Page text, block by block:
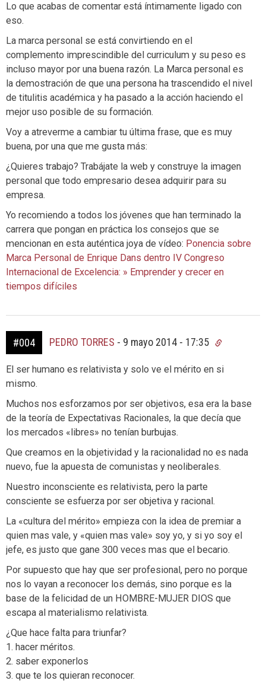
Lo que acabas de comentar está íntimamente ligado con
eso.
La marca personal se está convirtiendo en el
complemento imprescindible del curriculum y su peso es
incluso mayor por una buena razón. La Marca personal es
la demostración de que una persona ha trascendido el nivel
de titulitis académica y ha pasado a la acción haciendo el
mejor uso posible de su formación.
Voy a atreverme a cambiar tu última frase, que es muy
buena, por una que me gusta más:
¿Quieres trabajo? Trabájate la web y construye la imagen
personal que todo empresario desea adquirir para su
empresa.
Yo recomiendo a todos los jóvenes que han terminado la
carrera que pongan en práctica los consejos que se
mencionan en esta auténtica joya de vídeo: Ponencia sobre
Marca Personal de Enrique Dans dentro IV Congreso
Internacional de Excelencia: » Emprender y crecer en
tiempos difíciles
#004 PEDRO TORRES - 9 mayo 2014 - 17:35
El ser humano es relativista y solo ve el mérito en si
mismo.
Muchos nos esforzamos por ser objetivos, esa era la base
de la teoría de Expectativas Racionales, la que decía que
los mercados «libres» no tenían burbujas.
Que creamos en la objetividad y la racionalidad no es nada
nuevo, fue la apuesta de comunistas y neoliberales.
Nuestro inconsciente es relativista, pero la parte
consciente se esfuerza por ser objetiva y racional.
La «cultura del mérito» empieza con la idea de premiar a
quien mas vale, y «quien mas vale» soy yo, y si yo soy el
jefe, es justo que gane 300 veces mas que el becario.
Por supuesto que hay que ser profesional, pero no porque
nos lo vayan a reconocer los demás, sino porque es la
base de la felicidad de un HOMBRE-MUJER DIOS que
escapa al materialismo relativista.
¿Que hace falta para triunfar?
1. hacer méritos.
2. saber exponerlos
3. que te los quieran reconocer.